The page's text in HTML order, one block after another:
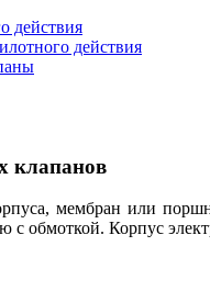
действия
действия
клапанов
мембран или
с обмоткой. Корпус